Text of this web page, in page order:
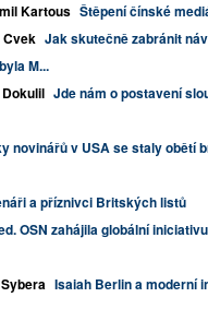
Kartous Štěpení čínské
Jak skutečně zabránit
M...
Jde nám o postavení
novinářů v USA se staly obětí
a příznivci Britských listů
OSN zahájila globální
Isaiah Berlin a moderní